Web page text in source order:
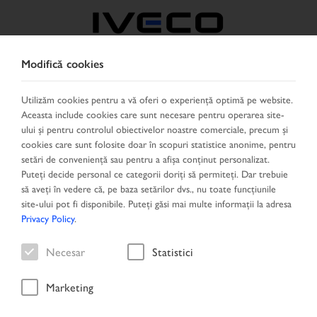
ROMÂNIA
SELECTEAZĂ ŢARA SCHIMBĂ LIMBA
Toggle
navigation
MENU
Vehicule
Modifică cookies
Utilizăm cookies pentru a vă oferi o experiență optimă pe website.
Aceasta include cookies care sunt necesare pentru operarea site-
ului și pentru controlul obiectivelor noastre comerciale, precum și
cookies care sunt folosite doar în scopuri statistice anonime, pentru
setări de conveniență sau pentru a afișa conținut personalizat.
Puteți decide personal ce categorii doriți să permiteți. Dar trebuie
să aveți în vedere că, pe baza setărilor dvs., nu toate funcțiunile
site-ului pot fi disponibile. Puteți găsi mai multe informații la adresa
Privacy Policy.
Necesar Statistici
Marketing